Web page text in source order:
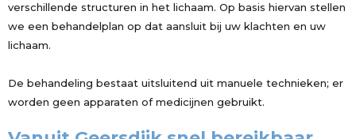
verschillende structuren in het lichaam. Op basis hiervan stellen
we een behandelplan op dat aansluit bij uw klachten en uw
lichaam.
De behandeling bestaat uitsluitend uit manuele technieken; er
worden geen apparaten of medicijnen gebruikt.